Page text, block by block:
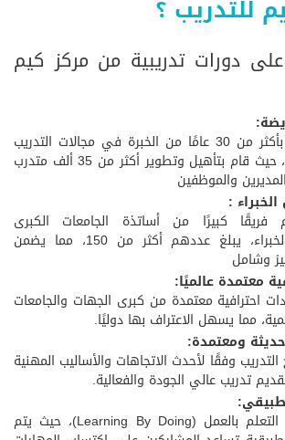
للتدريب ؟
دورات تدريبية من مركز كيم
يتمتع مركز كيم بأكثر من 30 عامًا من الخبرة في مجالات التدريب
وتطوير المهارات، حيث قام بتأهيل وتطوير أكثر من 35 ألف متدرب
والموظفين
:
كبيرًا من أساتذة الجامعات الكبرى
والمستشارين والخبراء، يبلغ عددهم أكثر من 150، مما يضمن
وشامل
معتمدة عالميًا:
احترافية معتمدة من كبرى الجهات والجامعات
مما يسهل الاعتراف بها دوليًا.
ومعتمدة:
وفقًا لأحدث الاتجاهات والأساليب المهنية
تدريب عالي الجودة والفعالية.
يتم التركيز على التعلم بالعمل (Learning By Doing)، حيث يتم